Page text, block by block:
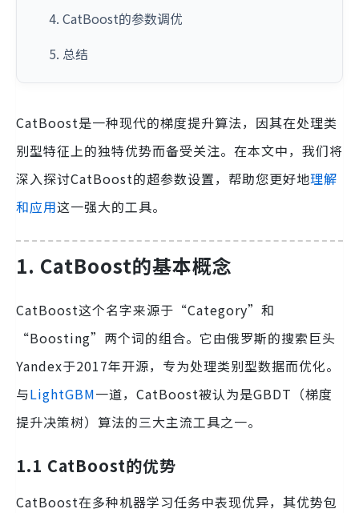
4. CatBoost的参数调优
5. 总结
CatBoost是一种现代的梯度提升算法，因其在处理类
别型特征上的独特优势而备受关注。在本文中，我们将
深入探讨CatBoost的超参数设置，帮助您更好地理解
和应用这一强大的工具。
1. CatBoost的基本概念
CatBoost这个名字来源于“Category”和
“Boosting”两个词的组合。它由俄罗斯的搜索巨头
Yandex于2017年开源，专为处理类别型数据而优化。
与LightGBM一道，CatBoost被认为是GBDT（梯度
提升决策树）算法的三大主流工具之一。
1.1 CatBoost的优势
CatBoost在多种机器学习任务中表现优异，其优势包